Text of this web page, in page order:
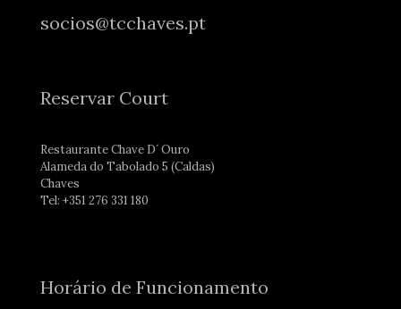
socios@tcchaves.pt
Reservar Court
Restaurante Chave D´ Ouro
Alameda do Tabolado 5 (Caldas)
Chaves
Tel: +351 276 331 180
Horário de Funcionamento